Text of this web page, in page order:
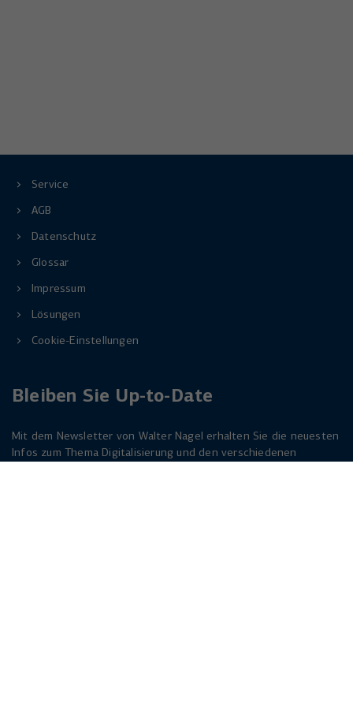
Service
AGB
Datenschutz
Glossar
Impressum
Lösungen
Cookie-Einstellungen
Bleiben Sie Up-to-Date
Mit dem Newsletter von Walter Nagel erhalten Sie die neuesten
Infos zum Thema Digitalisierung und den verschiedenen